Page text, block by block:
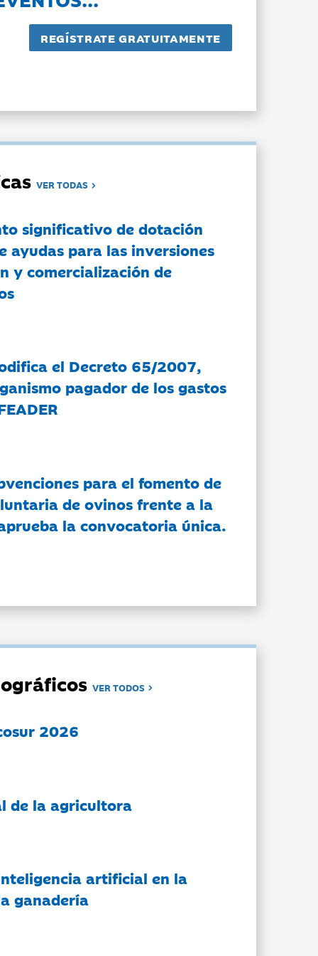
VER TODAS
significativo de dotación
ayudas para las inversiones
y comercialización de
el Decreto 65/2007,
pagador de los gastos
para el fomento de
de ovinos frente a la
la convocatoria única.
VER TODOS
2026
de la agricultora
artificial en la
ganadería